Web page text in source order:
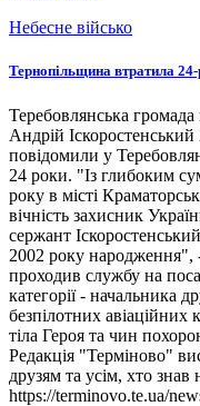
Небесне військо
Тернопільщина втратила 24-
Теребовлянська громада
Андрій
повідомили у
24 роки. "Із глибоким
року в місті
вічність захисник
сержант
2002 року народження",
проходив службу на
категорії - начальника
безпілотних авіаційних
тіла Героя та чин
Редакція "Терміново"
друзям та усім, хто
https://terminovo.te.ua/